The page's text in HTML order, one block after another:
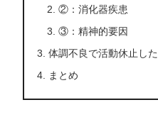
②：消化器疾患
③：精神的要因
体調不良で活動休止し
まとめ